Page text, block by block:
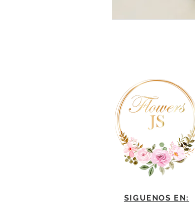
SIGUENOS EN: